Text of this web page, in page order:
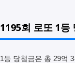
1195회 로또 1등
1등 당첨금은 총 29억